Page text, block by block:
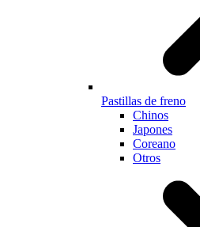
Pastillas de freno
Chinos
Japones
Coreano
Otros